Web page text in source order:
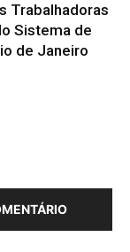
Trabalhadoras
Sistema de
de Janeiro